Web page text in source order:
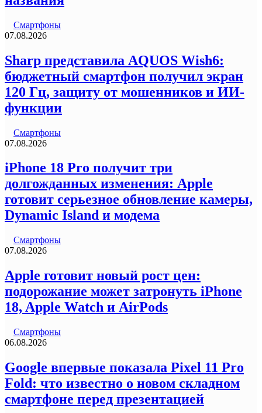
Смартфоны
07.08.2026
Sharp представила AQUOS Wish6:
бюджетный смартфон получил экран
120 Гц, защиту от мошенников и ИИ-
функции
Смартфоны
07.08.2026
iPhone 18 Pro получит три
долгожданных изменения: Apple
готовит серьезное обновление камеры,
Dynamic Island и модема
Смартфоны
07.08.2026
Apple готовит новый рост цен:
подорожание может затронуть iPhone
18, Apple Watch и AirPods
Смартфоны
06.08.2026
Google впервые показала Pixel 11 Pro
Fold: что известно о новом складном
смартфоне перед презентацией